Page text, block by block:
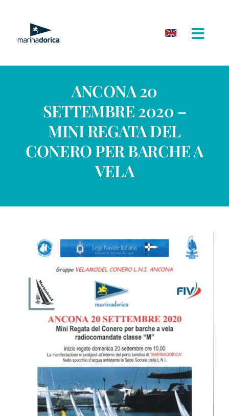
contenuto
ANCONA 20
SETTEMBRE 2020 –
MINI REGATA DEL
CONERO PER BARCHE A
VELA